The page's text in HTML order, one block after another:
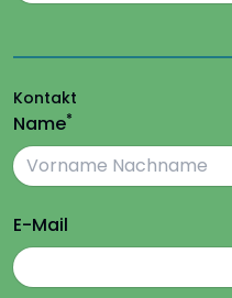
Kontakt
Name*
E-Mail